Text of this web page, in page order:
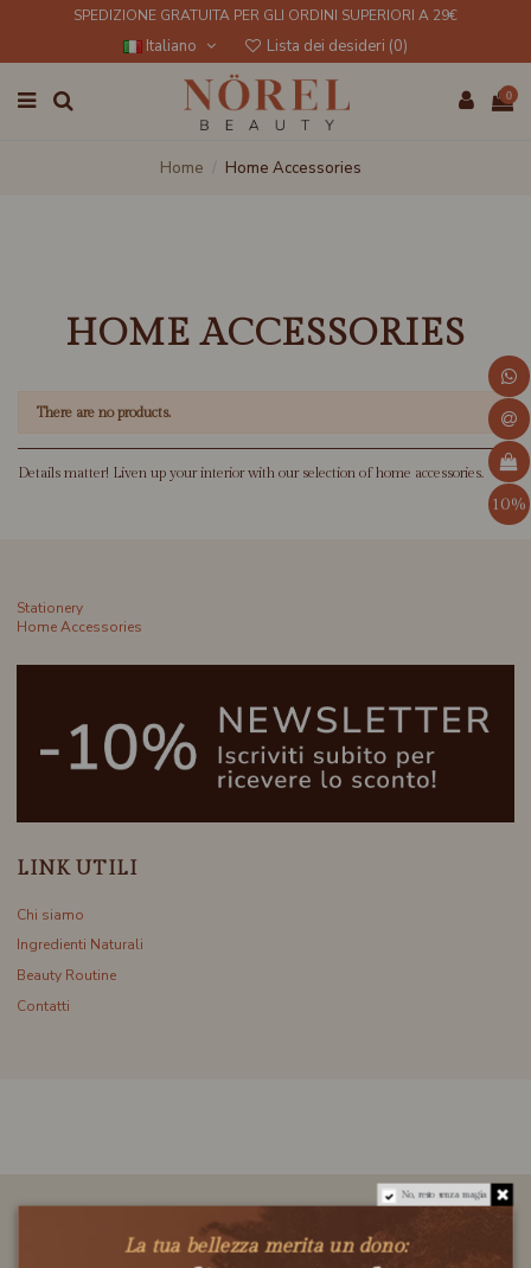
SPEDIZIONE GRATUITA PER GLI ORDINI SUPERIORI A 29€
Italiano Lista dei desideri (0)
0
Home Home Accessories
HOME ACCESSORIES
There are no products.
Details matter! Liven up your interior with our selection of home accessories.
Stationery
Home Accessories
LINK UTILI
Chi siamo
Ingredienti Naturali
Beauty Routine
Contatti
No, resto senza magia
La tua bellezza merita un dono:
10%